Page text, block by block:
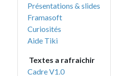
Présentations & slides
Framasoft
Curiosités
Textes a rafraichir
Cadre V1.0